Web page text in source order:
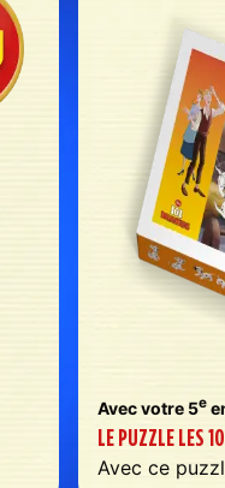
Avec votre 5e
LE PUZZLE LES
Avec ce